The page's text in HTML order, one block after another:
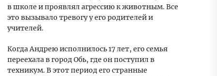
в школе и проявлял агрессию к животным. Все
это вызывало тревогу у его родителей и
учителей.
Когда Андрею исполнилось 17 лет, его семья
переехала в город Обь, где он поступил в
техникум. В этот период его странные